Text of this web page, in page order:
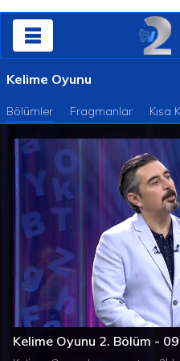
Kelime Oyunu
Bölümler Fragmanlar Kısa
Süre Toplam
Süre
Kelime Oyunu 2. Bölüm -